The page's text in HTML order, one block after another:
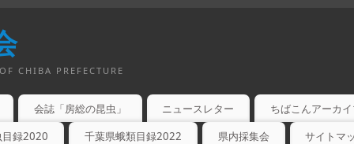
CHIBA PREFECTURE
会誌「房総の昆虫」 ニュースレター
ちばこんアーカ
目録2020
千葉県蛾類目録2022 県内採集会 サイトマ